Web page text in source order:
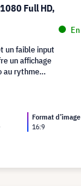
Full HD,
un faible input
un affichage
au rythme
Format d’image
16:9